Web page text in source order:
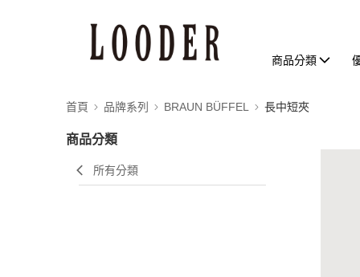
商品分類
首頁 品牌系列 BRAUN BÜFFEL 長中短夾
商品分類
所有分類